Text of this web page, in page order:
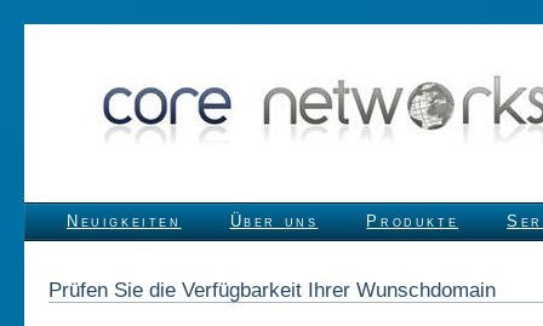
Neuigkeiten Über uns Produkte
Prüfen Sie die Verfügbarkeit Ihrer Wunschdomain